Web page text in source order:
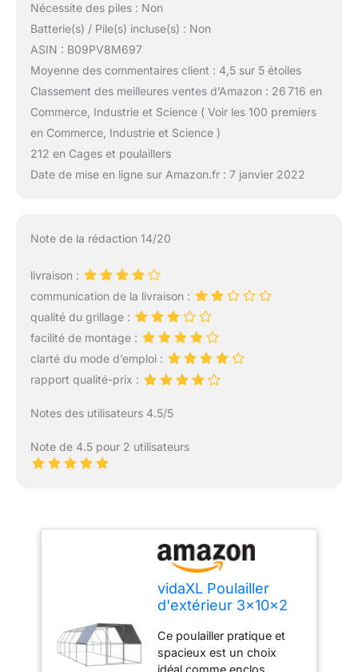
Nécessite des piles : Non
Batterie(s) / Pile(s) incluse(s) : Non
ASIN : B09PV8M697
Moyenne des commentaires client : 4,5 sur 5 étoiles
Classement des meilleures ventes d’Amazon : 26 716 en
Commerce, Industrie et Science ( Voir les 100 premiers
en Commerce, Industrie et Science )
212 en Cages et poulaillers
Date de mise en ligne sur Amazon.fr : 7 janvier 2022
Note de la rédaction 14/20
livraison :
communication de la livraison :
qualité du grillage :
facilité de montage :
clarté du mode d’emploi :
rapport qualité-prix :
Notes des utilisateurs 4.5/5
Note de 4.5 pour 2 utilisateurs
vidaXL Poulailler
d'extérieur 3x10x2
Ce poulailler pratique et
spacieux est un choix
idéal comme enclos